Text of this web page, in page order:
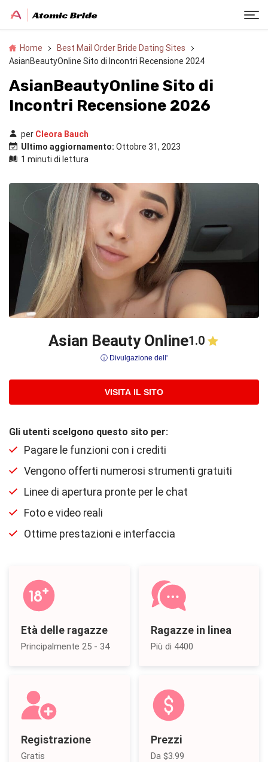
Home
Best Mail Order Bride Dating Sites
AsianBeautyOnline Sito di Incontri Recensione 2024
AsianBeautyOnline Sito di
Incontri Recensione 2026
per Cleora Bauch
Ultimo aggiornamento: Ottobre 31, 2023
1 minuti di lettura
Asian Beauty Online1.0
ⓘ Divulgazione dell'
Gli utenti scelgono questo sito per:
Pagare le funzioni con i crediti
Vengono offerti numerosi strumenti gratuiti
Linee di apertura pronte per le chat
Foto e video reali
Ottime prestazioni e interfaccia
VISITA IL SITO
Età delle ragazze
Principalmente 25 - 34
Ragazze in linea
Più di 4400
Registrazione
Gratis
Prezzi
Da $3.99